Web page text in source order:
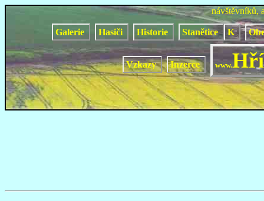
návštěvníků,
Galerie Hasiči Historie Stanětice K
Vzkazy Inzerce www.